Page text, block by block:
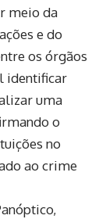
meio da
e do
os órgãos
identificar
uma
o
no
ao crime